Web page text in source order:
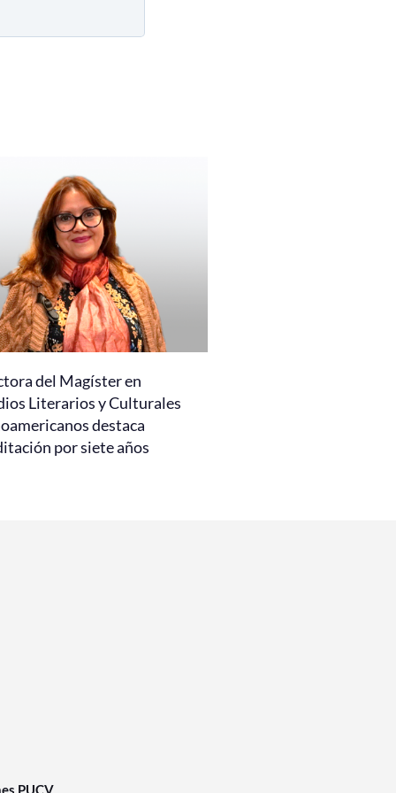
del Magíster en
Literarios y Culturales
destaca
por siete años
PUCV